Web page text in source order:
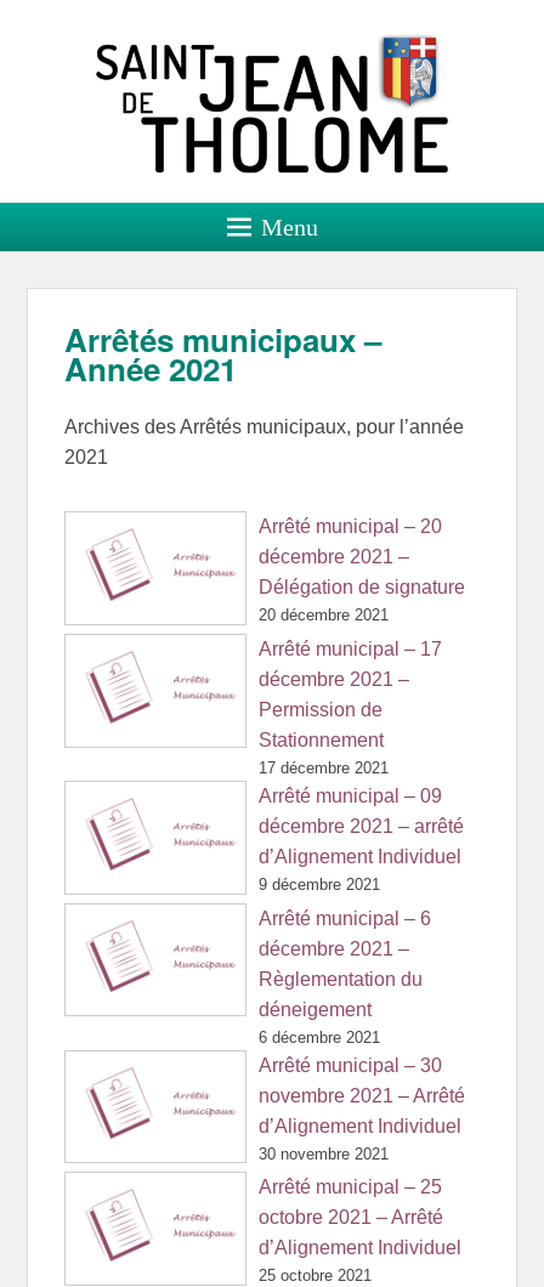
Saint Jean de Tholome
Site officiel
Menu
Arrêtés municipaux –
Année 2021
Archives des Arrêtés municipaux, pour l’année
2021
Arrêté municipal – 20
décembre 2021 –
Délégation de signature
20 décembre 2021
Arrêté municipal – 17
décembre 2021 –
Permission de
Stationnement
17 décembre 2021
Arrêté municipal – 09
décembre 2021 – arrêté
d’Alignement Individuel
9 décembre 2021
Arrêté municipal – 6
décembre 2021 –
Règlementation du
déneigement
6 décembre 2021
Arrêté municipal – 30
novembre 2021 – Arrêté
d’Alignement Individuel
30 novembre 2021
Arrêté municipal – 25
octobre 2021 – Arrêté
d’Alignement Individuel
25 octobre 2021